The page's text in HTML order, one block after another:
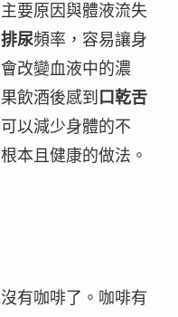
要原因與體液流失
排尿頻率，容易讓身
改變血液中的濃
飲酒後感到 口乾舌
以減少身體的不
本且健康的做法。
有咖啡了。咖啡有